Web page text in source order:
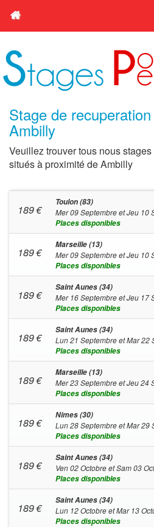
Stage de
Ambilly
Veuillez trouver tous nous
situés à proximité de Ambilly
189€
Toulon (83)
Mer 09 Septembre et Jeu 10
Places disponibles
189€
Marseille (13)
Mer 09 Septembre et Jeu 10
Places disponibles
189€
Saint Aunes (34)
Mer 16 Septembre et Jeu 17
Places disponibles
189€
Saint Aunes (34)
Lun 21 Septembre et Mar 22
Places disponibles
189€
Marseille (13)
Mer 23 Septembre et Jeu 24
Places disponibles
189€
Nimes (30)
Lun 28 Septembre et Mar 29
Places disponibles
189€
Saint Aunes (34)
Ven 02 Octobre et Sam 03
Places disponibles
189€
Saint Aunes (34)
Lun 12 Octobre et Mar 13
Places disponibles